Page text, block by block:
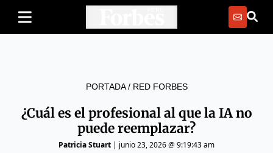
PORTADA/ RED FORBES
¿Cuál es el profesional al que la IA no
puede reemplazar?
Patricia Stuart | junio 23, 2026 @ 9:19:43 am